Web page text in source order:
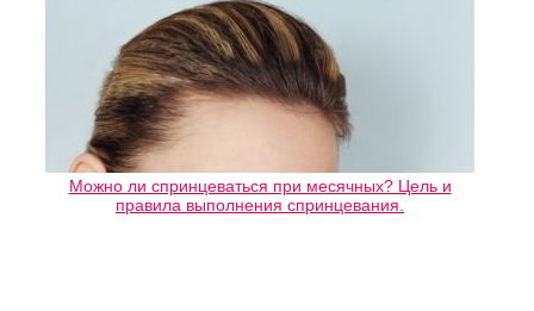
Можно ли спринцеваться при месячных? Цель и
правила выполнения спринцевания.